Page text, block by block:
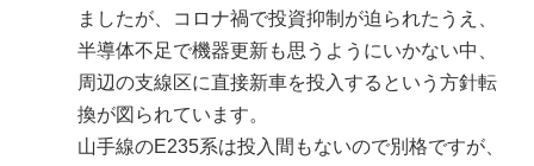
ましたが、コロナ禍で投資抑制が迫られたうえ、
半導体不足で機器更新も思うようにいかない中、
周辺の支線区に直接新車を投入するという方針転
換が図られています。
山手線のE235系は投入間もないので別格ですが、